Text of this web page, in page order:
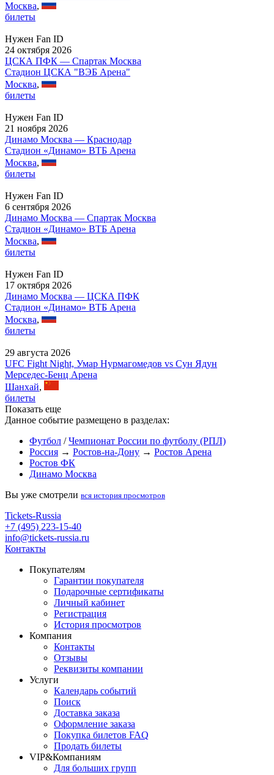
Москва,
билеты
Нужен Fan ID
24 октября 2026
ЦСКА ПФК — Спартак Москва
Стадион ЦСКА "ВЭБ Арена"
Москва,
билеты
Нужен Fan ID
21 ноября 2026
Динамо Москва — Краснодар
Стадион «Динамо» ВТБ Арена
Москва,
билеты
Нужен Fan ID
6 сентября 2026
Динамо Москва — Спартак Москва
Стадион «Динамо» ВТБ Арена
Москва,
билеты
Нужен Fan ID
17 октября 2026
Динамо Москва — ЦСКА ПФК
Стадион «Динамо» ВТБ Арена
Москва,
билеты
29 августа 2026
UFC Fight Night, Умар Нурмагомедов vs Сун Ядун
Мерседес-Бенц Арена
Шанхай,
билеты
Показать еще
Данное событие размещено в разделах:
Футбол /Чемпионат России по футболу (РПЛ)
Россия → Ростов-на-Дону → Ростов Арена
Ростов ФК
Динамо Москва
Вы уже смотрели вся история просмотров
Tickets-Russia
+7 (495) 223-15-40
info@tickets-russia.ru
Контакты
Покупателям
Гарантии покупателя
Подарочные сертификаты
Личный кабинет
Регистрация
История просмотров
Компания
Контакты
Отзывы
Реквизиты компании
Услуги
Календарь событий
Поиск
Доставка заказа
Оформление заказа
Покупка билетов FAQ
Продать билеты
VIP&Компаниям
Для больших групп